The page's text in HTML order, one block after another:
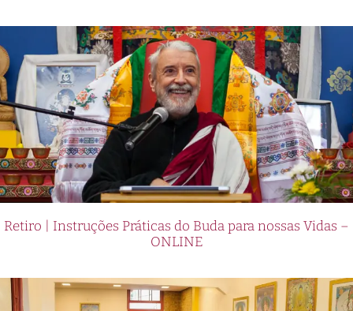
Retiro | Instruções Práticas do Buda para nossas Vidas –
ONLINE